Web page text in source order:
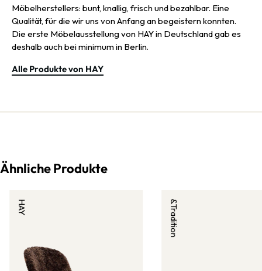
Möbelherstellers: bunt, knallig, frisch und bezahlbar. Eine
Qualität, für die wir uns von Anfang an begeistern konnten.
Die erste Möbelausstellung von HAY in Deutschland gab es
deshalb auch bei minimum in Berlin.
Alle Produkte von HAY
Ähnliche Produkte
HAY &Tradition